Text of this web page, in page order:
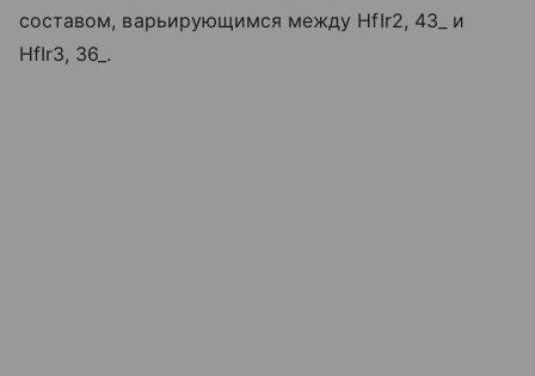
составом, варьирующимся между HfIr2, 43_ и
HfIr3, 36_.